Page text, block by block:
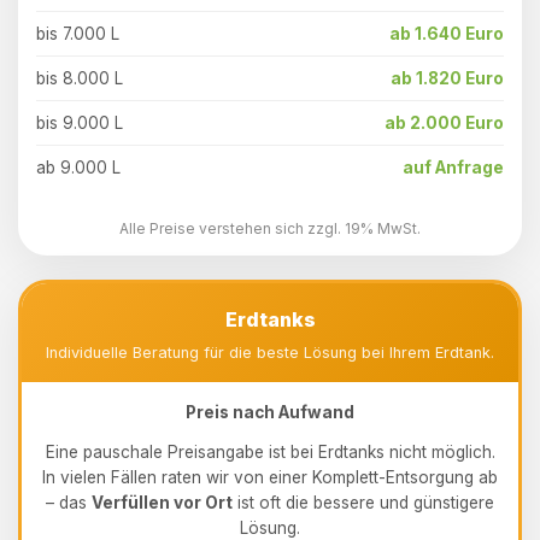
bis 7.000 L ab 1.640 Euro
bis 8.000 L ab 1.820 Euro
bis 9.000 L ab 2.000 Euro
ab 9.000 L auf Anfrage
Alle Preise verstehen sich zzgl. 19% MwSt.
Erdtanks
Individuelle Beratung für die beste Lösung bei Ihrem Erdtank.
Preis nach Aufwand
Eine pauschale Preisangabe ist bei Erdtanks nicht möglich.
In vielen Fällen raten wir von einer Komplett-Entsorgung ab
– das Verfüllen vor Ort ist oft die bessere und günstigere
Lösung.